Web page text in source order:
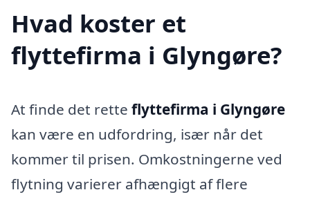
Hvad koster et
flyttefirma i Glyngøre?
At finde det rette flyttefirma i Glyngøre
kan være en udfordring, især når det
kommer til prisen. Omkostningerne ved
flytning varierer afhængigt af flere